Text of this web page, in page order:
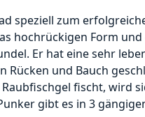
speziell zum
hochrückigen Form und
Er hat eine sehr
Rücken und Bauch
fischt, wird
gibt es in 3